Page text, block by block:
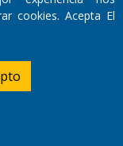
cookies. Acepta El